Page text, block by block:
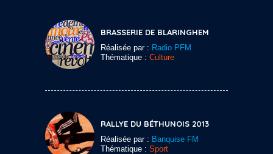
BRASSERIE DE BLARINGHEM
Réalisée par : Radio PFM
Thématique : Culture
RALLYE DU BÉTHUNOIS 2013
Réalisée par : Banquise FM
Thématique : Sport